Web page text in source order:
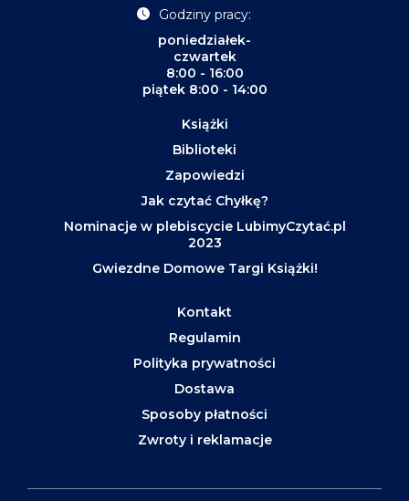
Godziny pracy:
poniedziałek-
czwartek
8:00 - 16:00
piątek 8:00 - 14:00
Książki
Biblioteki
Zapowiedzi
Jak czytać Chyłkę?
Nominacje w plebiscycie LubimyCzytać.pl
2023
Gwiezdne Domowe Targi Książki!
Kontakt
Regulamin
Polityka prywatności
Dostawa
Sposoby płatności
Zwroty i reklamacje